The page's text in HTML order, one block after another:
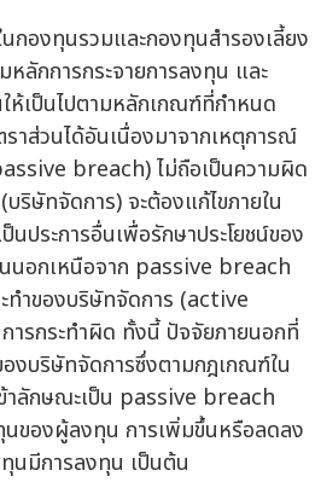
กองทุนรวมและกองทุนสำรองเลี้ยง
ลักการกระจายการลงทุน และ
ห้เป็นไปตามหลักเกณฑ์ที่กำหนด
าส่วนได้อันเนื่องมาจากเหตุการณ์
breach) ไม่ถือเป็นความผิด
ริษัทจัดการ) จะต้องแก้ไขภายใน
ประการอื่นเพื่อรักษาประโยชน์ของ
นอกเหนือจาก passive breach
ทำของบริษัทจัดการ (active
ารกระทำผิด ทั้งนี้ ปัจจัยภายนอกที่
งบริษัทจัดการซึ่งตามกฎเกณฑ์ใน
าลักษณะเป็น passive breach
นของผู้ลงทุน การเพิ่มขึ้นหรือลดลง
นมีการลงทุน เป็นต้น